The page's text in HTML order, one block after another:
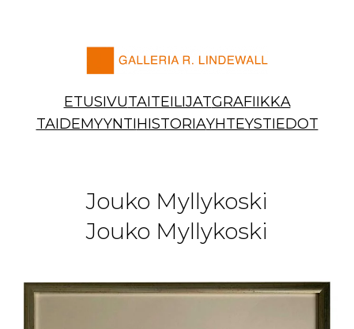
ETUSIVUTAITEILIJATGRAFIIKKA
TAIDEMYYNTIHISTORIAYHTEYSTIEDOT
Jouko Myllykoski
Jouko Myllykoski